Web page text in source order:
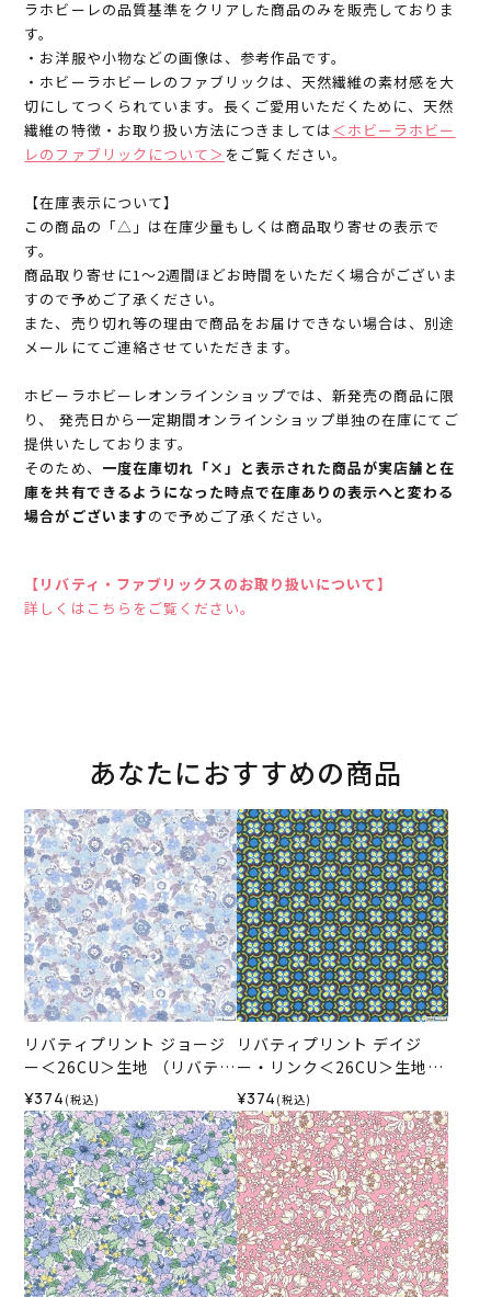
ラホビーレの品質基準をクリアした商品のみを販売しておりま
す。
・お洋服や小物などの画像は、参考作品です。
・ホビーラホビーレのファブリックは、天然繊維の素材感を大
切にしてつくられています。長くご愛用いただくために、天然
繊維の特徴・お取り扱い方法につきましては＜ホビーラホビー
レのファブリックについて＞ をご覧ください。
【在庫表示について】
この商品の「△」は在庫少量もしくは商品取り寄せの表示で
す。
商品取り寄せに1～2週間ほどお時間をいただく場合がございま
すので予めご了承ください。
また、売り切れ等の理由で商品をお届けできない場合は、別途
メールにてご連絡させていただきます。
ホビーラホビーレオンラインショップでは、新発売の商品に限
り、 発売日から一定期間オンラインショップ単独の在庫にてご
提供いたしております。
そのため、 一度在庫切れ「×」と表示された商品が実店舗と在
庫を共有できるようになった時点で在庫ありの表示へと変わる
場合がございますので予めご了承ください。
【リバティ・ファブリックスのお取り扱いについて】
詳しくはこちらをご覧ください。
あなたにおすすめの商品
リバティプリント ジョージ
ー＜26CU＞生地 （リバテ
ィ・ファブリックス）2026
SS
¥374 (税込)
リバティプリント デイジ
ー・リンク＜26CU＞生地
（リバティ・ファブリック
ス）2026SS
¥374 (税込)